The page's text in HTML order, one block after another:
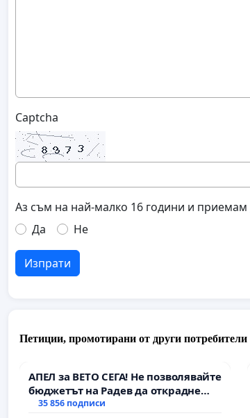
Captcha
Аз съм на най-малко 16 години и приемам
Да
Не
Изпрати
Петиции, промотирани от други потребители
АПЕЛ за ВЕТО СЕГА! Не позволявайте
бюджетът на Радев да открадне
парите и правата ни в тъмното
35 856 подписи